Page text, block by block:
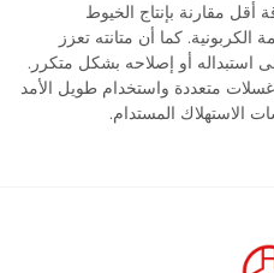
أقل مقارنة بإنتاج الخيوط
كما أن متانته تعزز
استبداله أو إصلاحه بشكل متكرر.
متعددة واستخدام طويل الأمد
الاستهلاك المستدام.